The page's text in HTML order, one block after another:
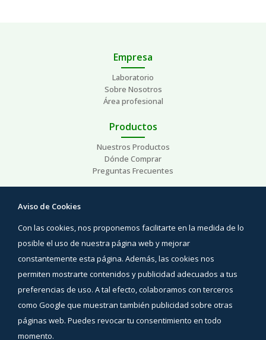
Empresa
Laboratorio
Sobre Nosotros
Área profesional
Productos
Nuestros Productos
Dónde Comprar
Preguntas Frecuentes
Áreas de interés
Contacto
Síguenos
Facebook
YouTube
Aviso de Cookies
Con las cookies, nos proponemos facilitarte en la medida de lo
posible el uso de nuestra página web y mejorar
constantemente esta página. Además, las cookies nos
permiten mostrarte contenidos y publicidad adecuados a tus
preferencias de uso. A tal efecto, colaboramos con terceros
como Google que muestran también publicidad sobre otras
páginas web. Puedes revocar tu consentimiento en todo
momento.